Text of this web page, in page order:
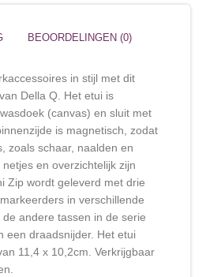
BEOORDELINGEN (0)
in stijl met dit
Della Q. Het etui is
(canvas) en sluit met
is magnetisch, zodat
zoals schaar, naalden en
en overzichtelijk zijn
Zip wordt geleverd met drie
in verschillende
andere tassen in de serie
een draadsnijder. Het etui
11,4 x 10,2cm. Verkrijgbaar